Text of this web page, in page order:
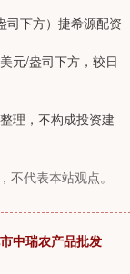
司下方）捷希源配资
元/盎司下方，较日
理，不构成投资建
不代表本站观点。
中瑞农产品批发